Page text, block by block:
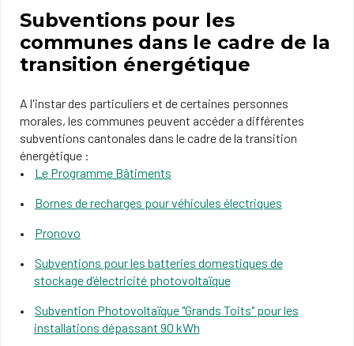
Subventions pour les
communes dans le cadre de la
transition énergétique
A l'instar des particuliers et de certaines personnes
morales, les communes peuvent accéder a différentes
subventions cantonales dans le cadre de la transition
énergétique :
Le Programme Bâtiments
Bornes de recharges pour véhicules électriques
Pronovo
Subventions pour les batteries domestiques de
stockage d’électricité photovoltaïque
Subvention Photovoltaïque "Grands Toits" pour les
installations dépassant 90 kWh